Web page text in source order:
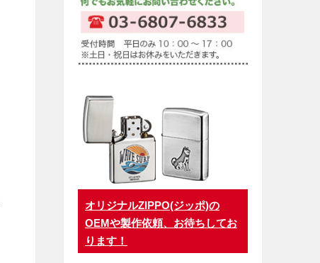
オリジナルZIPPO(ジッポ)の
OEMや製作依頼、お待ちしてお
ります！